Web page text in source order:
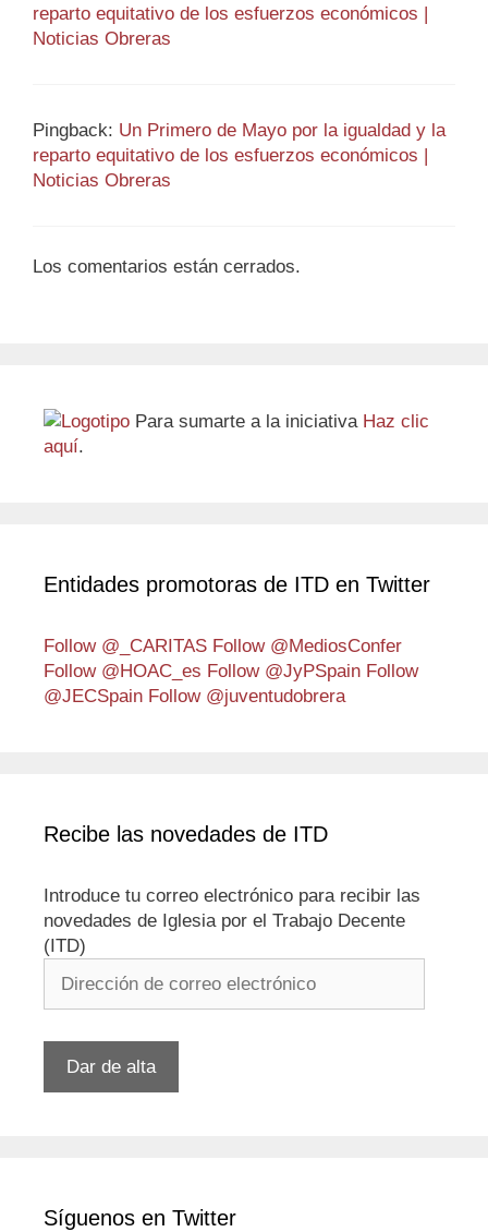
reparto equitativo de los esfuerzos económicos |
Noticias Obreras
Pingback: Un Primero de Mayo por la igualdad y la
reparto equitativo de los esfuerzos económicos |
Noticias Obreras
Los comentarios están cerrados.
Para sumarte a la iniciativa Haz clic
aquí.
Entidades promotoras de ITD en Twitter
Follow @_CARITAS Follow @MediosConfer
Follow @HOAC_es Follow @JyPSpain Follow
@JECSpain Follow @juventudobrera
Recibe las novedades de ITD
Introduce tu correo electrónico para recibir las
novedades de Iglesia por el Trabajo Decente
(ITD)
electrónico
Dar de alta
Síguenos en Twitter